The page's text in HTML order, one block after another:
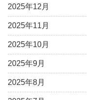
2025年12月
2025年11月
2025年10月
2025年9月
2025年8月